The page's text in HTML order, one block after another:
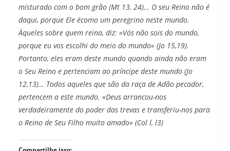
misturado com o bom grão (Mt 13, 24)… O seu Reino não é
daqui, porque Ele écomo um peregrino neste mundo.
Àqueles sobre quem reina, diz: «Vós não sois do mundo,
porque eu vos escolhi do meio do mundo» (Jo 15,19).
Portanto, eles eram deste mundo quando ainda não eram
o Seu Reino e pertenciam ao príncipe deste mundo (Jo
12,13)… Todos aqueles que são da raça de Adão pecador,
pertencem a este mundo. «Deus arrancou-nos
verdadeiramente do poder das trevas e transferiu-nos para
o Reino de Seu Filho muito amado» (Col l, l3)